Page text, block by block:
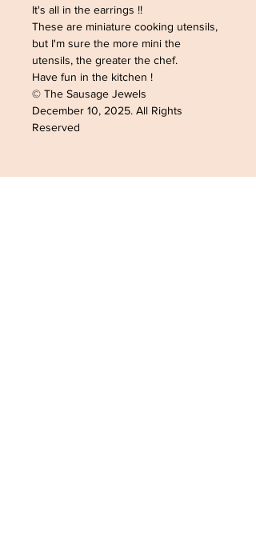
It's all in the earrings !!
These are miniature cooking utensils,
but I'm sure the more mini the
utensils, the greater the chef.
Have fun in the kitchen !
© The Sausage Jewels
December 10, 2025. All Rights
Reserved